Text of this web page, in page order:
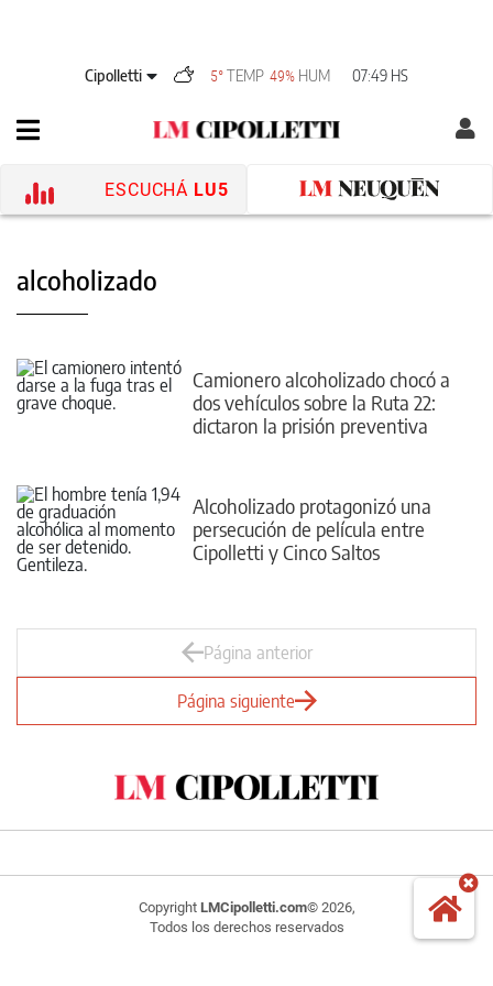
Cipolletti 5° TEMP 49% HUM 07:49 HS
ESCUCHÁ LU5
alcoholizado
Camionero alcoholizado chocó a
dos vehículos sobre la Ruta 22:
dictaron la prisión preventiva
Alcoholizado protagonizó una
persecución de película entre
Cipolletti y Cinco Saltos
Página anterior
Página siguiente
Copyright LMCipolletti.com© 2026,
Todos los derechos reservados